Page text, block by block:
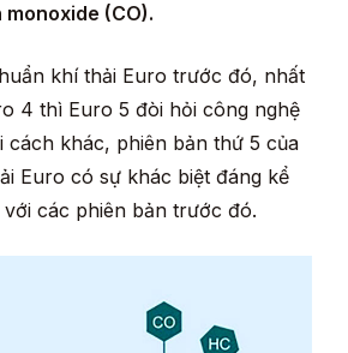
(CO).
khí thải Euro trước đó, nhất
4 thì Euro 5 đòi hỏi công nghệ
cách khác, phiên bản thứ 5 của
Euro có sự khác biệt đáng kể
các phiên bản trước đó.